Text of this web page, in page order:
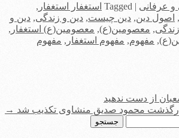
و عرفانی |
Tagged استغفار استغفار ,
, اصول دین, دین چیست, دین و زندگی, دین و
, معصومین(ع), معصومین(ع) استغفار ,
, مفهوم, مفهوم استغفار , مفهوم
از دست ندهید
محمود صدیق منشاوی تکذیب شد →